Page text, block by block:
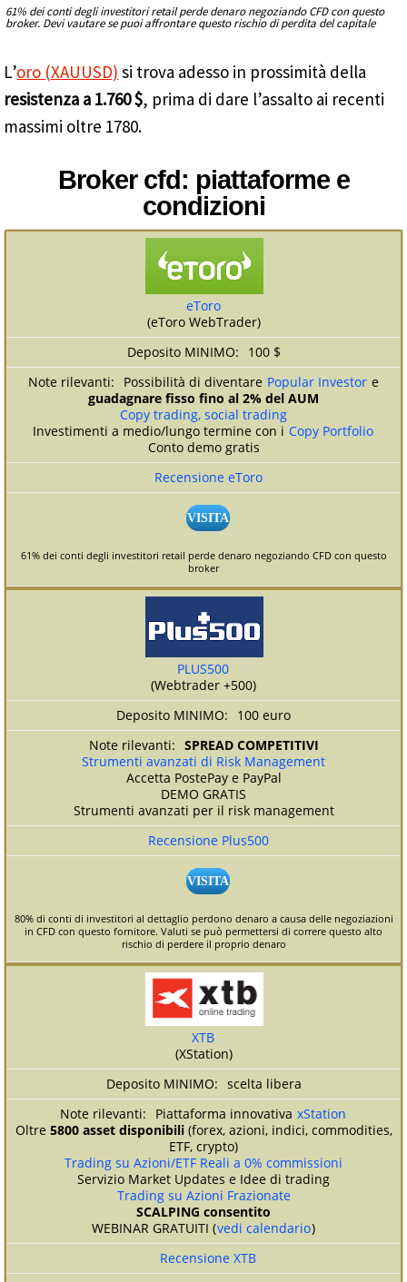
61% dei conti degli investitori retail perde denaro negoziando CFD con questo
broker. Devi vautare se puoi affrontare questo rischio di perdita del capitale
L’oro (XAUUSD) si trova adesso in prossimità della
resistenza a 1.760 $, prima di dare l’assalto ai recenti
massimi oltre 1780.
Broker cfd: piattaforme e
condizioni
eToro
(eToro WebTrader)
100 $
Possibilità di diventare Popular Investor e
guadagnare fisso fino al 2% del AUM
Copy trading, social trading
Investimenti a medio/lungo termine con i Copy Portfolio
Conto demo gratis
Recensione eToro
VISITA
61% dei conti degli investitori retail perde denaro negoziando CFD con questo
broker
PLUS500
(Webtrader +500)
100 euro
SPREAD COMPETITIVI
Strumenti avanzati di Risk Management
Accetta PostePay e PayPal
DEMO GRATIS
Strumenti avanzati per il risk management
Recensione Plus500
VISITA
80% di conti di investitori al dettaglio perdono denaro a causa delle negoziazioni
in CFD con questo fornitore. Valuti se può permettersi di correre questo alto
rischio di perdere il proprio denaro
XTB
(XStation)
scelta libera
Piattaforma innovativa xStation
Oltre 5800 asset disponibili(forex, azioni, indici, commodities,
ETF, crypto)
Trading su Azioni/ETF Reali a 0% commissioni
Servizio Market Updates e Idee di trading
Trading su Azioni Frazionate
SCALPING consentito
WEBINAR GRATUITI (vedi calendario)
Recensione XTB